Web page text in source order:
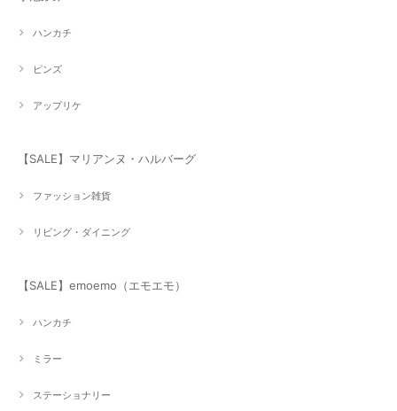
ハンカチ
ピンズ
アップリケ
【SALE】マリアンヌ・ハルバーグ
ファッション雑貨
リビング・ダイニング
【SALE】emoemo（エモエモ）
ハンカチ
ミラー
ステーショナリー